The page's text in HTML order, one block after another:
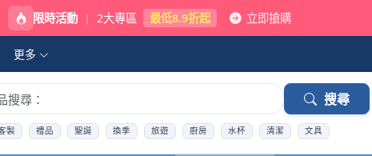
限時活動 | 2大專區 最低8.9折起 立即搶購
更多
搜尋
製 禮品 聖誕 換季 旅遊 廚房 水杯 清潔 文具